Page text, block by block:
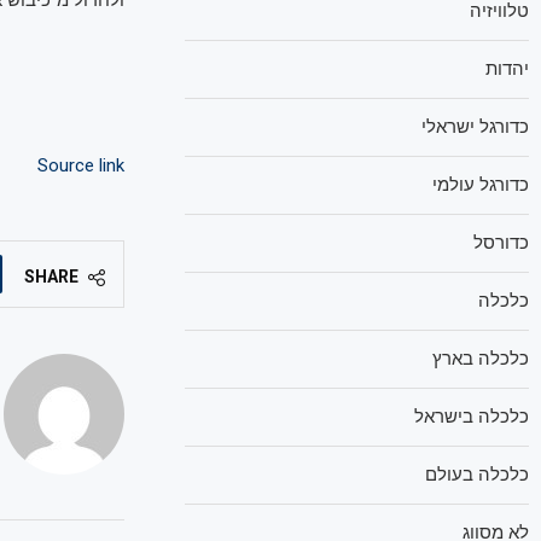
Source link
SHARE
טלוויזיה
יהדות
כדורגל ישראלי
כדורגל עולמי
כדורסל
כלכלה
כלכלה בארץ
כלכלה בישראל
כלכלה בעולם
לא מסווג